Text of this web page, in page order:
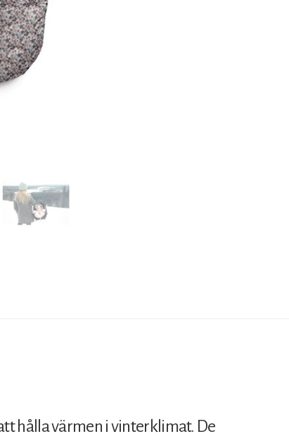
hålla värmen i vinterklimat. De